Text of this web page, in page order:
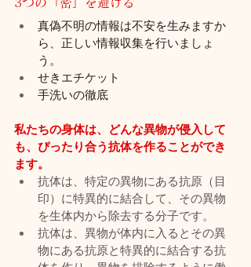
真偽不明の情報は不安を生みますか
ら、正しい情報収集を行いましょ
う。
せきエチケット
手洗いの徹底
私たちの身体は、どんな異物が侵入して
も、ぴったり合う抗体を作ることができ
ます。
抗体は、特定の異物にある抗原（目
印）に特異的に結合して、その異物
を生体内から除去する分子です。
抗体は、異物が体内に入るとその異
物にある抗原と特異的に結合する抗